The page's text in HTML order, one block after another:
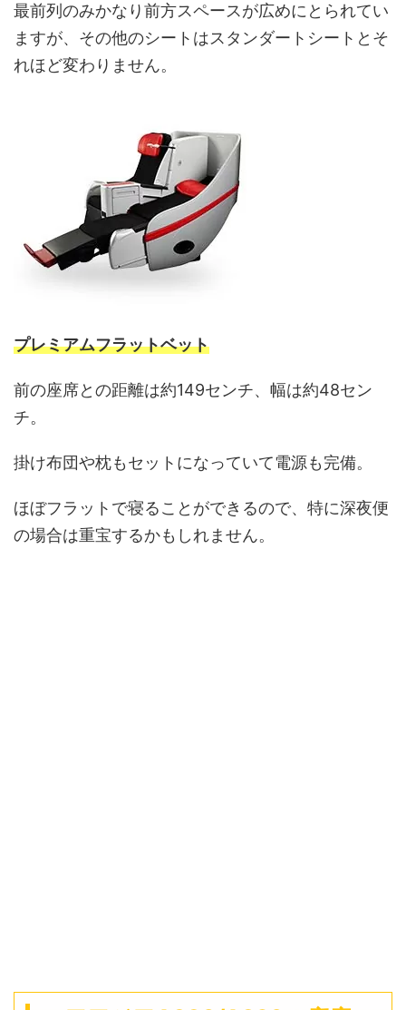
最前列のみかなり前方スペースが広めにとられてい
ますが、その他のシートはスタンダートシートとそ
れほど変わりません。
プレミアムフラットベット
前の座席との距離は約149センチ、幅は約48セン
チ。
掛け布団や枕もセットになっていて電源も完備。
ほぼフラットで寝ることができるので、特に深夜便
の場合は重宝するかもしれません。